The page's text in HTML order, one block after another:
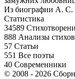
Из биографии А.
Статистика
34589
888 Анализы стихов
57 Статьи
551 Все поэты
40 Современники
© 2008 - 2026